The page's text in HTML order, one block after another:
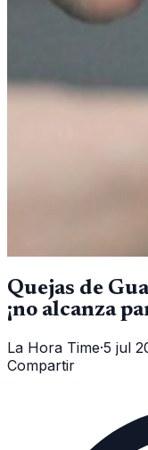
Quejas de
¡no alcanza
La Hora Time·5 jul
Compartir